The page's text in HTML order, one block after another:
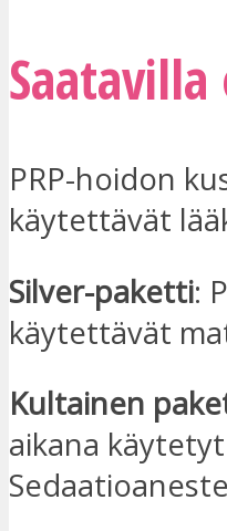
PRP-hoidon
käytettävät
Silver-paketti:
käytettävät
Kultainen
aikana